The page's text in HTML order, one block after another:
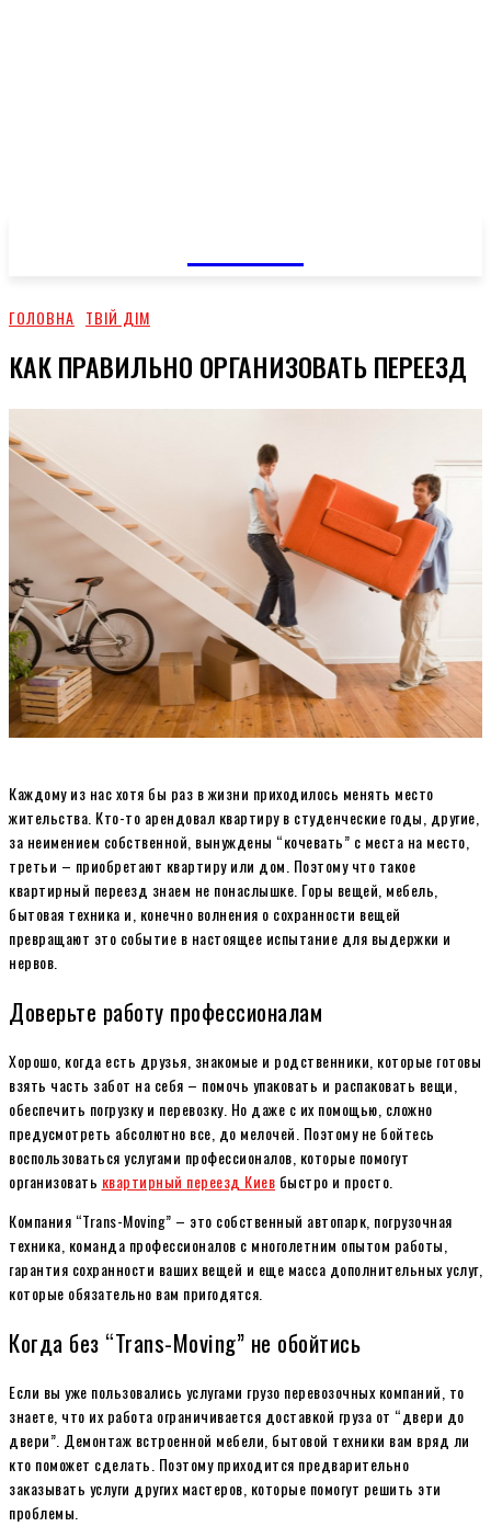
ГОЛОВНА ТВІЙ ДІМ
КАК ПРАВИЛЬНО ОРГАНИЗОВАТЬ ПЕРЕЕЗД
Каждому из нас хотя бы раз в жизни приходилось менять место
жительства. Кто-то арендовал квартиру в студенческие годы, другие,
за неимением собственной, вынуждены “кочевать” с места на место,
третьи – приобретают квартиру или дом. Поэтому что такое
квартирный переезд знаем не понаслышке. Горы вещей, мебель,
бытовая техника и, конечно волнения о сохранности вещей
превращают это событие в настоящее испытание для выдержки и
нервов.
Доверьте работу профессионалам
Хорошо, когда есть друзья, знакомые и родственники, которые готовы
взять часть забот на себя – помочь упаковать и распаковать вещи,
обеспечить погрузку и перевозку. Но даже с их помощью, сложно
предусмотреть абсолютно все, до мелочей. Поэтому не бойтесь
воспользоваться услугами профессионалов, которые помогут
организовать квартирный переезд Киев быстро и просто.
Компания “Trans-Moving” – это собственный автопарк, погрузочная
техника, команда профессионалов с многолетним опытом работы,
гарантия сохранности ваших вещей и еще масса дополнительных услуг,
которые обязательно вам пригодятся.
Когда без “Trans-Moving” не обойтись
Если вы уже пользовались услугами грузо перевозочных компаний, то
знаете, что их работа ограничивается доставкой груза от “двери до
двери”. Демонтаж встроенной мебели, бытовой техники вам вряд ли
кто поможет сделать. Поэтому приходится предварительно
заказывать услуги других мастеров, которые помогут решить эти
проблемы.